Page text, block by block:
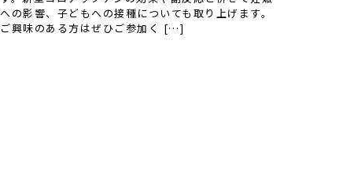
への影響、子どもへの接種についても取り上げます。
ご興味のある方はぜひご参加く […]